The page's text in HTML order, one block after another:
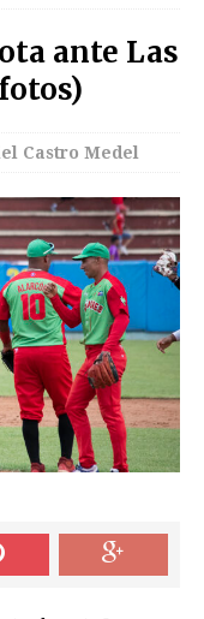
ante Las
Castro Medel